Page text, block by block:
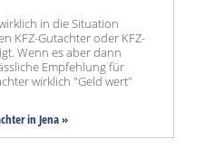
in die Situation
KFZ-Gutachter oder KFZ-
Wenn es aber dann
Empfehlung für
wirklich "Geld wert"
in Jena »